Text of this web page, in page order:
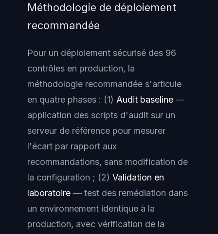
Méthodologie de déploiement
recommandée
Pour un déploiement sécurisé des 96
contrôles en production, la
méthodologie recommandée s'articule
en quatre phases : (1) Audit baseline —
application des scripts d'audit sur un
serveur de référence pour mesurer
l'écart par rapport aux
recommandations, sans modification de
la configuration ; (2) Validation en
laboratoire — test des remédiation dans
un environnement identique à la
production, avec vérification de la